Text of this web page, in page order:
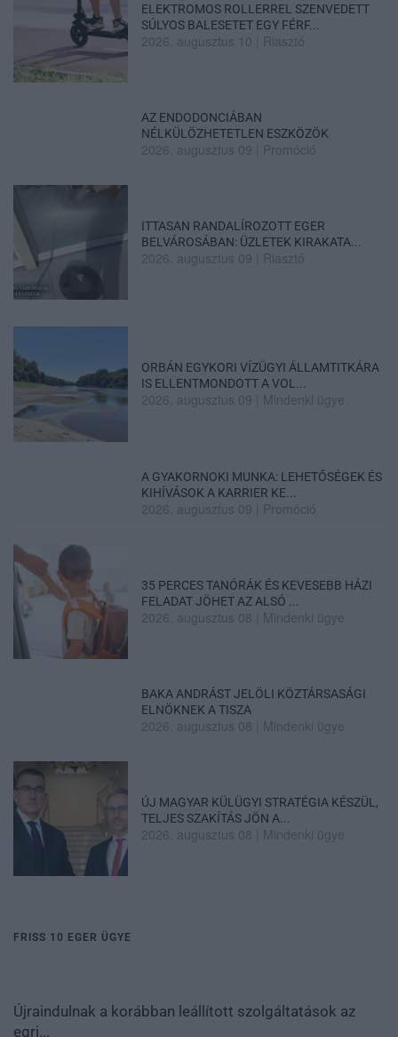
ELEKTROMOS ROLLERREL SZENVEDETT
SÚLYOS BALESETET EGY FÉRF...
2026. augusztus 10 Riasztó
AZ ENDODONCIÁBAN
NÉLKÜLÖZHETETLEN ESZKÖZÖK
2026. augusztus 09 Promóció
ITTASAN RANDALÍROZOTT EGER
BELVÁROSÁBAN: ÜZLETEK KIRAKATA...
2026. augusztus 09 Riasztó
ORBÁN EGYKORI VÍZÜGYI ÁLLAMTITKÁRA
IS ELLENTMONDOTT A VOL...
2026. augusztus 09 Mindenki ügye
A GYAKORNOKI MUNKA: LEHETŐSÉGEK ÉS
KIHÍVÁSOK A KARRIER KE...
2026. augusztus 09 Promóció
35 PERCES TANÓRÁK ÉS KEVESEBB HÁZI
FELADAT JÖHET AZ ALSÓ ...
2026. augusztus 08 Mindenki ügye
BAKA ANDRÁST JELÖLI KÖZTÁRSASÁGI
ELNÖKNEK A TISZA
2026. augusztus 08 Mindenki ügye
ÚJ MAGYAR KÜLÜGYI STRATÉGIA KÉSZÜL,
TELJES SZAKÍTÁS JÖN A...
2026. augusztus 08 Mindenki ügye
FRISS 10 EGER ÜGYE
Újraindulnak a korábban leállított szolgáltatások az
egri...